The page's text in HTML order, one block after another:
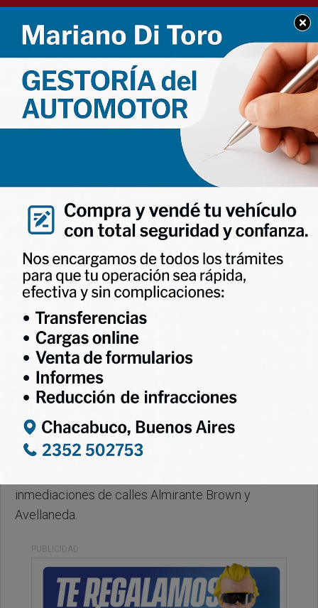
×
Chocó y se dió a la fuga
Domingo, 02 de Noviembre de 2025 . 08:56 Hs.
Les comentamos que durante la madrugada se
inmediaciones de calles Almirante Brown y
Avellaneda.
PUBLICIDAD